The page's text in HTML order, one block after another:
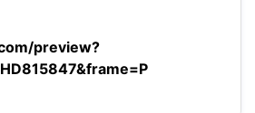
preview?